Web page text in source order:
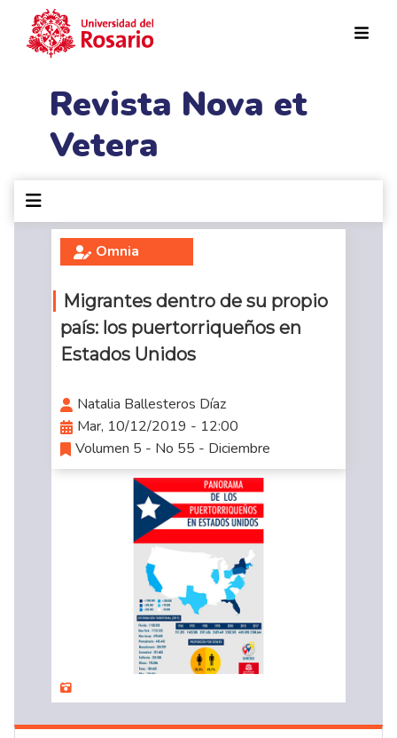
Revista Nova et
Vetera
Omnia
Migrantes dentro de su propio
país: los puertorriqueños en
Estados Unidos
Natalia Ballesteros Díaz
Mar, 10/12/2019 - 12:00
Volumen 5 - No 55 - Diciembre